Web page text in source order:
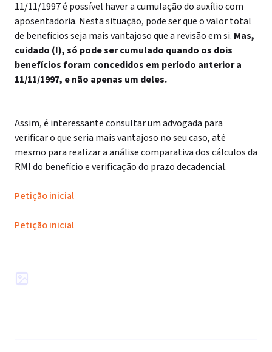
11/11/1997 é possível haver a cumulação do auxílio com
aposentadoria. Nesta situação, pode ser que o valor total
de benefícios seja mais vantajoso que a revisão em si. Mas,
cuidado (!), só pode ser cumulado quando os dois
benefícios foram concedidos em período anterior a
11/11/1997, e não apenas um deles.
Assim, é interessante consultar um advogada para
verificar o que seria mais vantajoso no seu caso, até
mesmo para realizar a análise comparativa dos cálculos da
RMI do benefício e verificação do prazo decadencial.
Petição inicial
Petição inicial